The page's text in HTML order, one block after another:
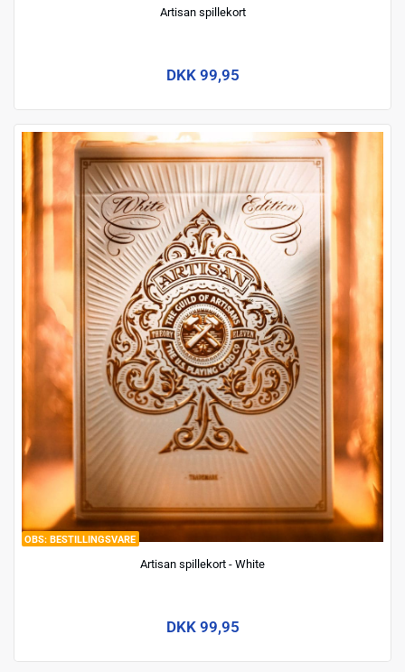
Artisan spillekort
DKK 99,95
BESTILLINGSVARE
Artisan spillekort - White
DKK 99,95